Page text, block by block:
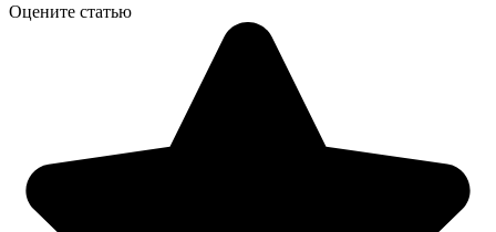
Оцените статью